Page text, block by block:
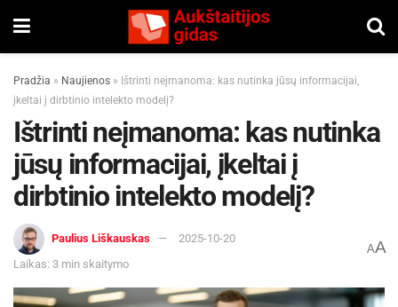
Pradžia » Naujienos » Ištrinti neįmanoma: kas nutinka jūsų informacijai,
įkeltai į dirbtinio intelekto modelį?
Ištrinti neįmanoma: kas nutinka
jūsų informacijai, įkeltai į
dirbtinio intelekto modelį?
Paulius Liškauskas
2025-10-20
Laikas: 3 min skaitymo
AA